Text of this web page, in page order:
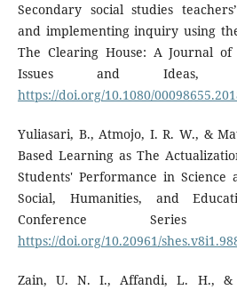
Secondary social studies
and implementing inquiry using
The Clearing House: A Journal of
Issues and Ideas,
https://doi.org/10.1080/
Yuliasari, B., Atmojo, I. R. W., &
Based Learning as The
Students' Performance in
Social, Humanities, and
Conference Series
https://doi.org/10.20961/
Zain, U. N. I., Affandi, L. H., &